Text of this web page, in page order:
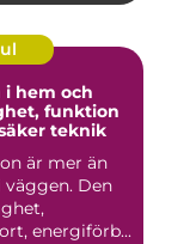
i hem och
teknik
är mer än
väggen. Den
energiförb...